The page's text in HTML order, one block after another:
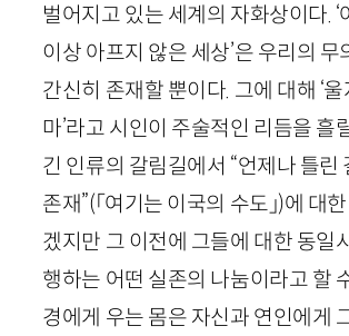
벌어지고 있는 세계의 자화상이다. ‘
이상 아프지 않은 세상’은 우리의
간신히 존재할 뿐이다. 그에 대해 ‘울
마’라고 시인이 주술적인 리듬을 흘
긴 인류의 갈림길에서 “언제나 틀린
존재”(「여기는 이국의 수도」)에 대
겠지만 그 이전에 그들에 대한 동일
행하는 어떤 실존의 나눔이라고 할
경에게 우는 몸은 자신과 연인에게